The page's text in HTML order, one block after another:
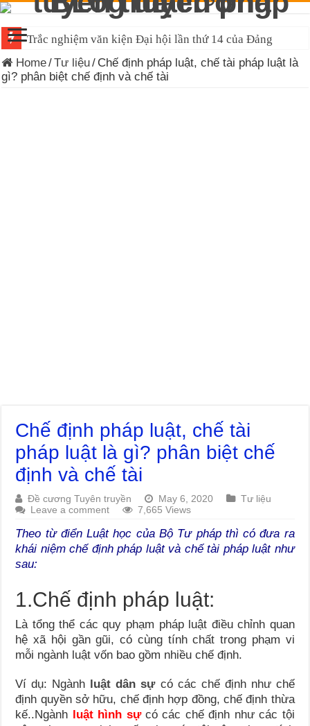
Trắc nghiệm văn kiện Đại hội lần thứ 14 của Đảng
Home/Tư liệu/ Chế định pháp luật, chế tài pháp luật là
gì? phân biệt chế định và chế tài
Chế định pháp luật, chế tài
pháp luật là gì? phân biệt chế
định và chế tài
Đề cương Tuyên truyền May 6, 2020
Tư liệu
Leave a comment
7,665 Views
Theo từ điển Luật học của Bộ Tư pháp thì có đưa ra
khái niệm chế định pháp luật và chế tài pháp luật như
sau:
1.Chế định pháp luật:
Là tổng thể các quy phạm pháp luật điều chỉnh quan
hệ xã hội gần gũi, có cùng tính chất trong phạm vi
mỗi ngành luật vốn bao gồm nhiều chế định.
Ví dụ: Ngành luật dân sựcó các chế định như chế
định quyền sở hữu, chế định hợp đồng, chế định thừa
kế..Ngành luật hình sựcó các chế định như các tội